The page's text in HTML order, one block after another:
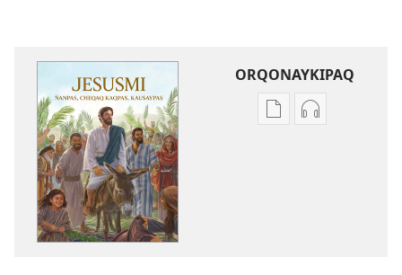
ORQONAYKIPAQ
KaypiKaypin